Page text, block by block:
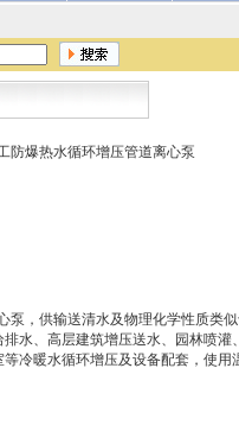
防爆热水循环增压管道离心泵
泵，供输送清水及物理化学性质类
排水、高层建筑增压送水、园林喷
冷暖水循环增压及设备配套，使用